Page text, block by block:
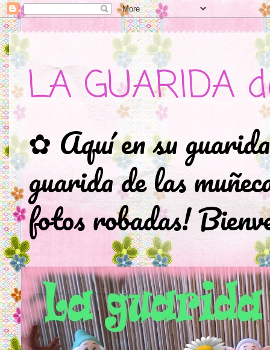
LA GUARIDA
✿ Aquí en su
guarida de las
fotos robadas!